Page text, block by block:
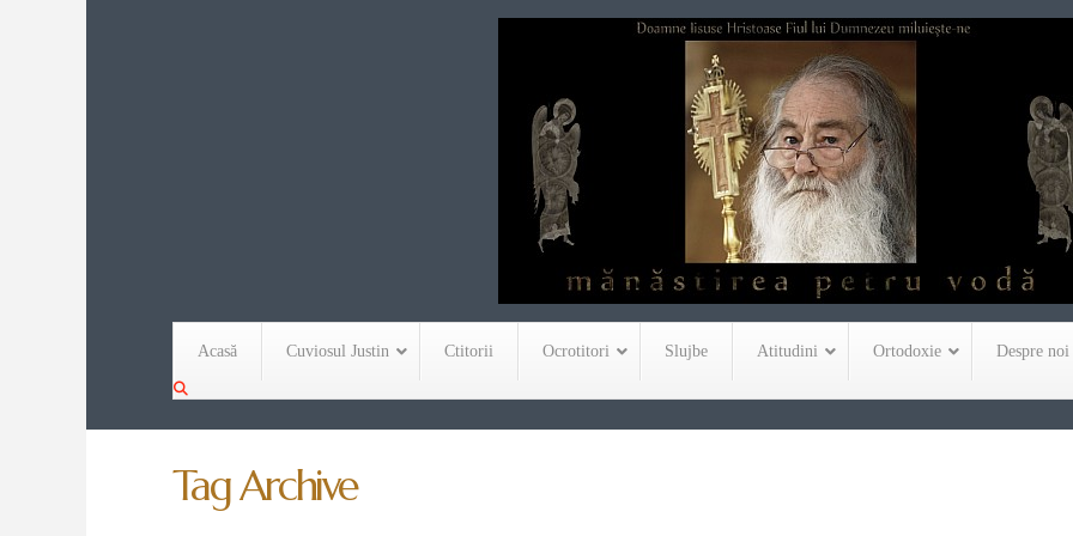
Acasă Cuviosul Justin Ctitorii Ocrotitori Slujbe Atitudini Ortodoxie Despre noi
Tag Archive